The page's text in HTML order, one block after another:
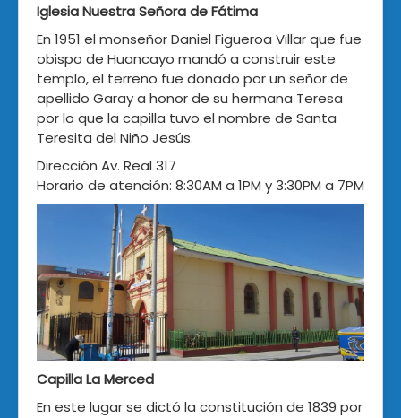
Iglesia Nuestra Señora de Fátima
En 1951 el monseñor Daniel Figueroa Villar que fue
obispo de Huancayo mandó a construir este
templo, el terreno fue donado por un señor de
apellido Garay a honor de su hermana Teresa
por lo que la capilla tuvo el nombre de Santa
Teresita del Niño Jesús.
Dirección Av. Real 317
Horario de atención: 8:30AM a 1PM y 3:30PM a 7PM
Capilla La Merced
En este lugar se dictó la constitución de 1839 por